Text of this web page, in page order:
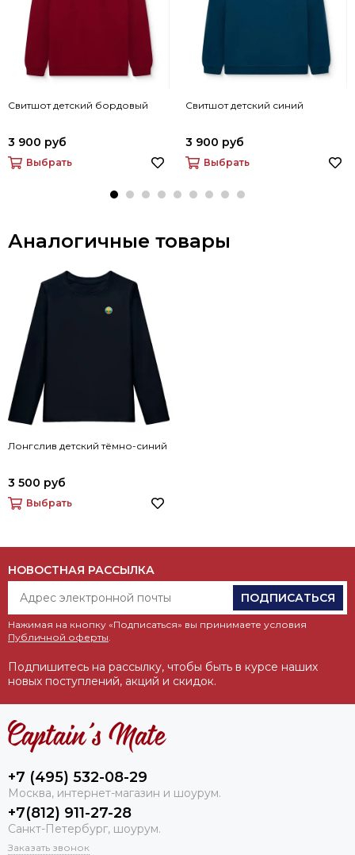
Свитшот детский бордовый
3 900 руб
Выбрать
Свитшот детский синий
3 900 руб
Выбрать
Аналогичные товары
Лонгслив детский тёмно-синий
3 500 руб
Выбрать
НОВОСТНАЯ РАССЫЛКА
ПОДПИСАТЬСЯ
Нажимая на кнопку «Подписаться» вы принимаете условия
Публичной оферты.
Подпишитесь на рассылку, чтобы быть в курсе наших
новых поступлений, акций и скидок.
+7 (495) 532-08-29
Москва, интернет-магазин и шоурум.
+7(812) 911-27-28
Санкт-Петербург, шоурум.
Заказать звонок